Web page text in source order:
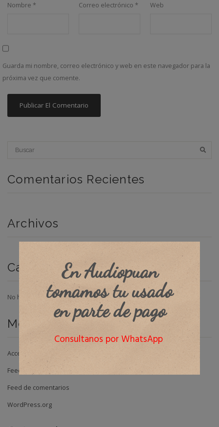
Nombre * Correo electrónico * Web
Guarda mi nombre, correo electrónico y web en este navegador para la
próxima vez que comente.
Comentarios Recientes
Archivos
Categorías
No hay categorías
Meta
Acceder
Feed de entradas
Feed de comentarios
WordPress.org
En Audiopuan
tomamos tu usado
en parte de pago
Consultanos por WhatsApp